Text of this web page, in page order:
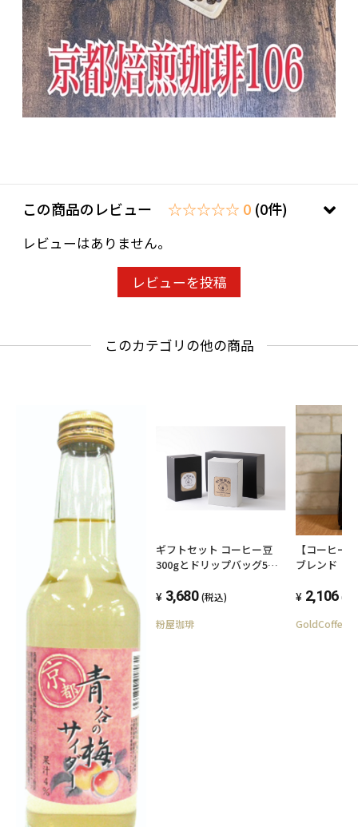
この商品のレビュー ☆☆☆☆☆ 0 (0件)
レビューはありません。
レビューを投稿
このカテゴリの他の商品
ギフトセット コーヒー豆
300gとドリップバッグ5パ
3,680 (税込)
粉屋珈琲
【コーヒー豆】 リラ
ブレンド （
2,106 (税
GoldCoffee